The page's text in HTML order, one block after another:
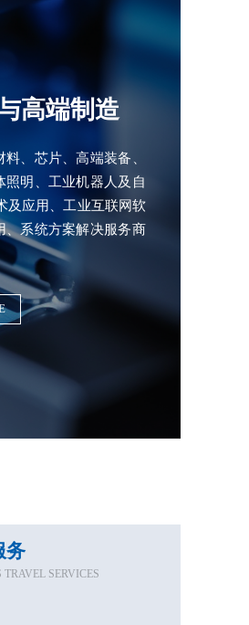
高端制造
、芯片、高端装备、
照明、工业机器人及自
及应用、工业互联网软
、系统方案解决服务商
务
TRAVEL SERVICES